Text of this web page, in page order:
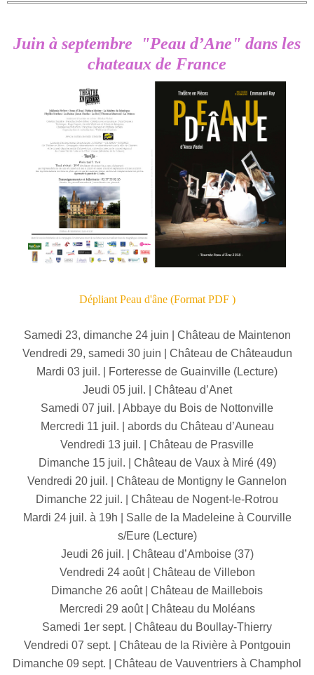
Juin à septembre "Peau d’Ane" dans les
chateaux de France
Dépliant Peau d'âne (Format PDF )
Samedi 23, dimanche 24 juin | Château de Maintenon
Vendredi 29, samedi 30 juin | Château de Châteaudun
Mardi 03 juil. | Forteresse de Guainville (Lecture)
Jeudi 05 juil. | Château d’Anet
Samedi 07 juil. | Abbaye du Bois de Nottonville
Mercredi 11 juil. | abords du Château d’Auneau
Vendredi 13 juil. | Château de Prasville
Dimanche 15 juil. | Château de Vaux à Miré (49)
Vendredi 20 juil. | Château de Montigny le Gannelon
Dimanche 22 juil. | Château de Nogent-le-Rotrou
Mardi 24 juil. à 19h | Salle de la Madeleine à Courville
s/Eure (Lecture)
Jeudi 26 juil. | Château d’Amboise (37)
Vendredi 24 août | Château de Villebon
Dimanche 26 août | Château de Maillebois
Mercredi 29 août | Château du Moléans
Samedi 1er sept. | Château du Boullay-Thierry
Vendredi 07 sept. | Château de la Rivière à Pontgouin
Dimanche 09 sept. | Château de Vauventriers à Champhol